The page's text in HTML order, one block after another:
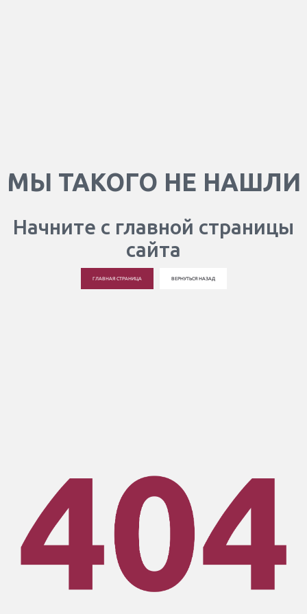
МЫ ТАКОГО НЕ НАШЛИ
Начните с главной страницы
сайта
ГЛАВНАЯ СТРАНИЦА ВЕРНУТЬСЯ НАЗАД